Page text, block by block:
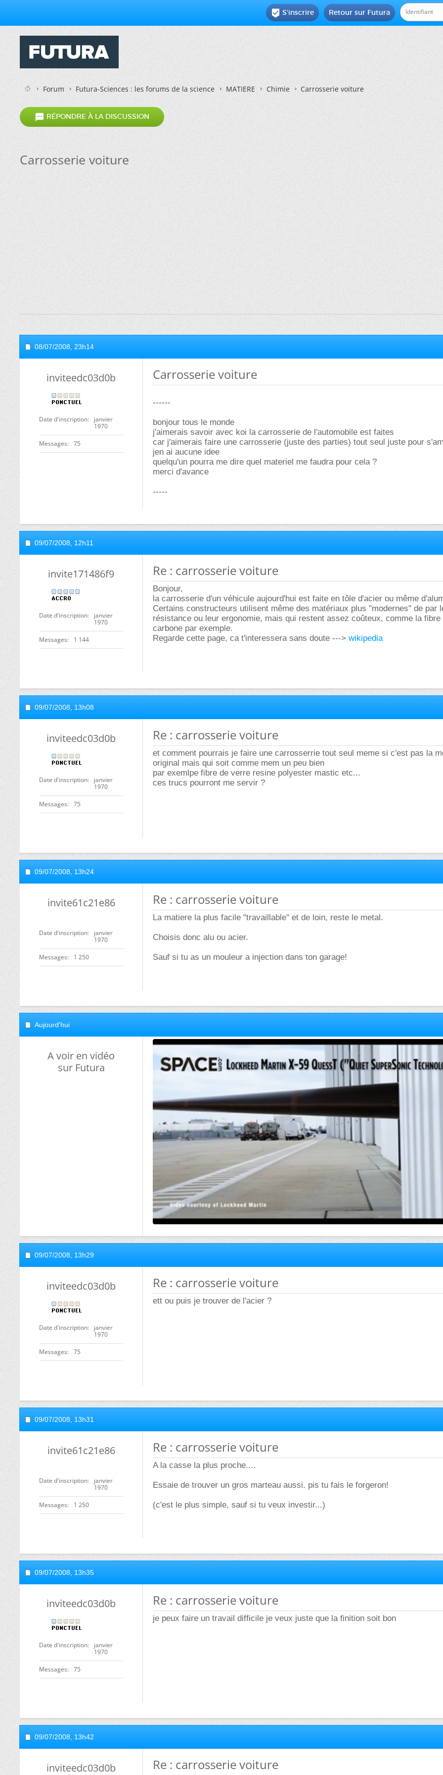
Retour sur Futura
 S'inscrire
Forum Futura-Sciences : les forums de la science MATIERE Chimie Carrosserie voiture
 RÉPONDRE À LA DISCUSSION
Carrosserie voiture
08/07/2008, 23h14
inviteedc03d0b
Date d'inscription
janvier
1970
Messages 75
Carrosserie voiture
------
bonjour tous le monde
j'aimerais savoir avec koi la carrosserie de l'automobile est faites
car j'aimerais faire une carrosserie (juste des parties) tout seul juste pour
jen ai aucune idee
quelqu'un pourra me dire quel materiel me faudra pour cela ?
merci d'avance
-----
09/07/2008, 12h11
invite171486f9
Date d'inscription
janvier
1970
Messages 1 144
Re : carrosserie voiture
Bonjour,
la carrosserie d'un véhicule aujourd'hui est faite en tôle d'acier ou même
Certains constructeurs utilisent même des matériaux plus "modernes" de par
résistance ou leur ergonomie, mais qui restent assez coûteux, comme la fibre
carbone par exemple.
Regarde cette page, ca t'interessera sans doute ---> wikipedia
09/07/2008, 13h08
inviteedc03d0b
Date d'inscription
janvier
1970
Messages 75
Re : carrosserie voiture
et comment pourrais je faire une carrosserrie tout seul meme si c'est pas la
original mais qui soit comme mem un peu bien
par exemlpe fibre de verre resine polyester mastic etc...
ces trucs pourront me servir ?
09/07/2008, 13h24
invite61c21e86
Date d'inscription
janvier
1970
Messages 1 250
Re : carrosserie voiture
La matiere la plus facile "travaillable" et de loin, reste le metal.
Choisis donc alu ou acier.
Sauf si tu as un mouleur a injection dans ton garage!
Aujourd'hui
A voir en vidéo
sur Futura
09/07/2008, 13h29
inviteedc03d0b
Date d'inscription
janvier
1970
Messages 75
Re : carrosserie voiture
ett ou puis je trouver de l'acier ?
09/07/2008, 13h31
invite61c21e86
Date d'inscription
janvier
1970
Messages 1 250
Re : carrosserie voiture
A la casse la plus proche....
Essaie de trouver un gros marteau aussi. pis tu fais le forgeron!
(c'est le plus simple, sauf si tu veux investir...)
09/07/2008, 13h35
inviteedc03d0b
Date d'inscription
janvier
1970
Messages 75
Re : carrosserie voiture
je peux faire un travail difficile je veux juste que la finition soit bon
09/07/2008, 13h42
inviteedc03d0b Re : carrosserie voiture